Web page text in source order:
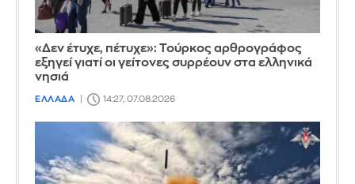
«Δεν έτυχε, πέτυχε»: Τούρκος αρθρογράφος
εξηγεί γιατί οι γείτονες συρρέουν στα ελληνικά
νησιά
ΕΛΛΑΔΑ 14:27, 07.08.2026